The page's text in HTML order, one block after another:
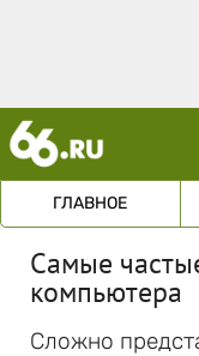
ГЛАВНОЕ
Самые
компьютера
Сложно